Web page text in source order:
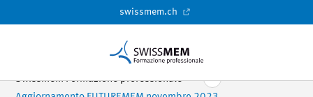
swissmem.ch
Swissmem Formazione professionale